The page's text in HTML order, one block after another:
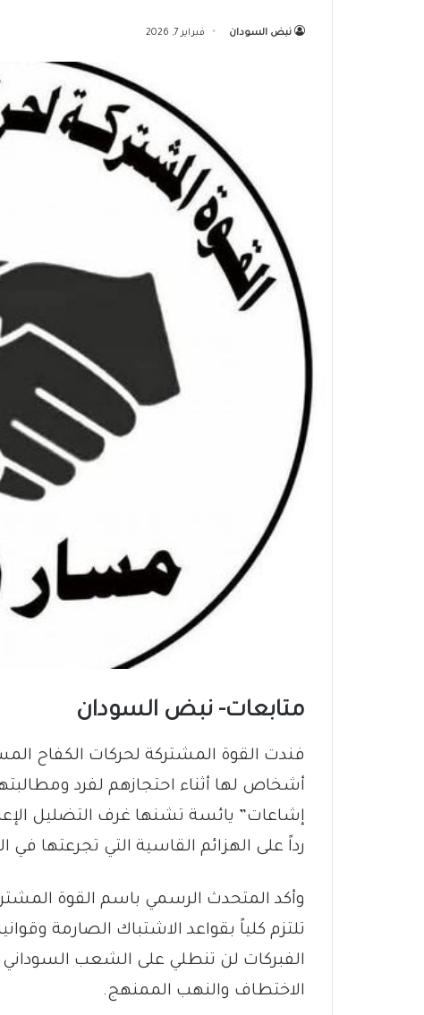
نبض السودان فبراير 7, 2026
متابعات- نبض السودان
فندت القوة المشتركة لحركات الكفاح
أشخاص لها أثناء احتجازهم لفرد
إشاعات” يائسة تشنها غرف التضليل
رداً على الهزائم القاسية التي تجرعتها في
وأكد المتحدث الرسمي باسم القوة
تلتزم كلياً بقواعد الاشتباك الصارمة
الفبركات لن تنطلي على الشعب
الاختطاف والنهب الممنهج.